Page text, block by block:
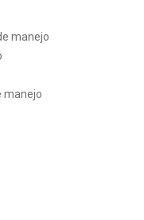
manejo
manejo